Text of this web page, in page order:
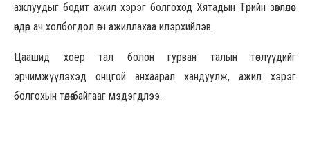
ажлуудыг бодит ажил хэрэг болгоход Хятадын Төрийн зөвлөлөөс
өндөр ач холбогдол өгч ажиллахаа илэрхийлэв.
Цаашид хоёр тал болон гурван талын төслүүдийг
эрчимжүүлэхэд онцгой анхаарал хандуулж, ажил хэрэг
болгохын төлөө байгааг мэдэгдлээ.